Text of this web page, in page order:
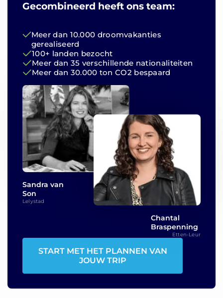
Gecombineerd heeft ons team:
Meer dan 10.000 droomvakanties
gerealiseerd
100+ landen bezocht
Meer dan 35 verschillende nationaliteiten
Meer dan 30.000 ton CO2 bespaard
Sandra van
Son
Lelystad
Chantal
Braspenning
Etten-Leur
START MET HET PLANNEN VAN
JOUW TRIP